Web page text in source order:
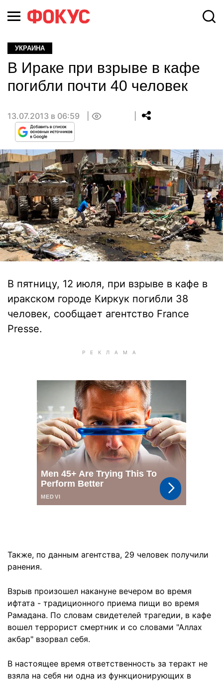
УКРАИНА
В Ираке при взрыве в кафе
погибли почти 40 человек
13.07.2013 в 06:59
В пятницу, 12 июля, при взрыве в кафе в
иракском городе Киркук погибли 38
человек, сообщает агентство France
Presse.
Также, по данным агентства, 29 человек получили
ранения.
Взрыв произошел накануне вечером во время
ифтата - традиционного приема пищи во время
Рамадана. По словам свидетелей трагедии, в кафе
вошел террорист смертник и со словами "Аллах
акбар" взорвал себя.
В настоящее время ответственность за теракт не
взяла на себя ни одна из функционирующих в